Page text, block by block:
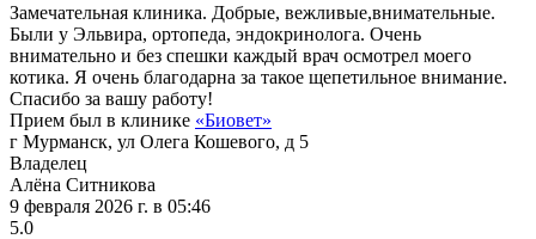
Замечательная клиника. Добрые, вежливые,внимательные.
Были у Эльвира, ортопеда, эндокринолога. Очень
внимательно и без спешки каждый врач осмотрел моего
котика. Я очень благодарна за такое щепетильное внимание.
Спасибо за вашу работу!
Прием был в клинике «Биовет»
г Мурманск, ул Олега Кошевого, д 5
Владелец
Алёна Ситникова
9 февраля 2026 г. в 05:46
5.0